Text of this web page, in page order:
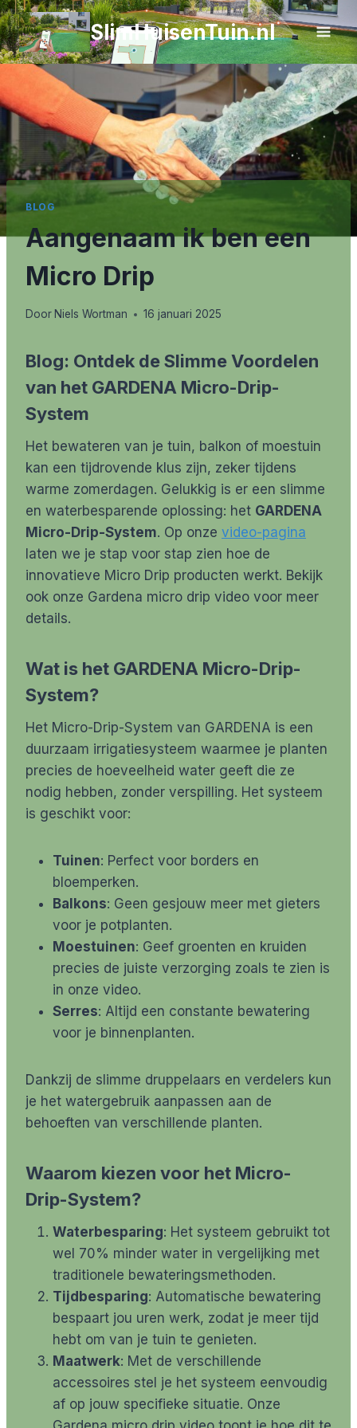
Doorgaan
naar
inhoud
SlimHuisenTuin.nl
BLOG
Aangenaam ik ben een
Micro Drip
Door Niels Wortman 16 januari 2025
Blog: Ontdek de Slimme Voordelen
van het GARDENA Micro-Drip-
System
Het bewateren van je tuin, balkon of moestuin
kan een tijdrovende klus zijn, zeker tijdens
warme zomerdagen. Gelukkig is er een slimme
en waterbesparende oplossing: het GARDENA
Micro-Drip-System. Op onze video-pagina
laten we je stap voor stap zien hoe de
innovatieve Micro Drip producten werkt. Bekijk
ook onze Gardena micro drip video voor meer
details.
Wat is het GARDENA Micro-Drip-
System?
Het Micro-Drip-System van GARDENA is een
duurzaam irrigatiesysteem waarmee je planten
precies de hoeveelheid water geeft die ze
nodig hebben, zonder verspilling. Het systeem
is geschikt voor:
Tuinen: Perfect voor borders en
bloemperken.
Balkons: Geen gesjouw meer met gieters
voor je potplanten.
Moestuinen: Geef groenten en kruiden
precies de juiste verzorging zoals te zien is
in onze video.
Serres: Altijd een constante bewatering
voor je binnenplanten.
Dankzij de slimme druppelaars en verdelers kun
je het watergebruik aanpassen aan de
behoeften van verschillende planten.
Waarom kiezen voor het Micro-
Drip-System?
Waterbesparing: Het systeem gebruikt tot
wel 70% minder water in vergelijking met
traditionele bewateringsmethoden.
Tijdbesparing: Automatische bewatering
bespaart jou uren werk, zodat je meer tijd
hebt om van je tuin te genieten.
Maatwerk: Met de verschillende
accessoires stel je het systeem eenvoudig
af op jouw specifieke situatie. Onze